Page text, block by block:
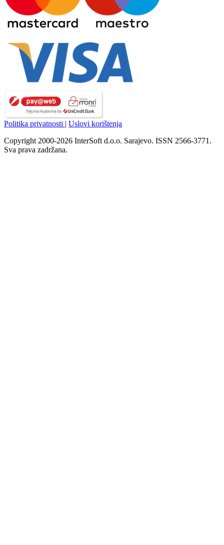
Politika privatnosti | Uslovi korištenja
Copyright 2000-2026 InterSoft d.o.o. Sarajevo. ISSN 2566-3771.
Sva prava zadržana.